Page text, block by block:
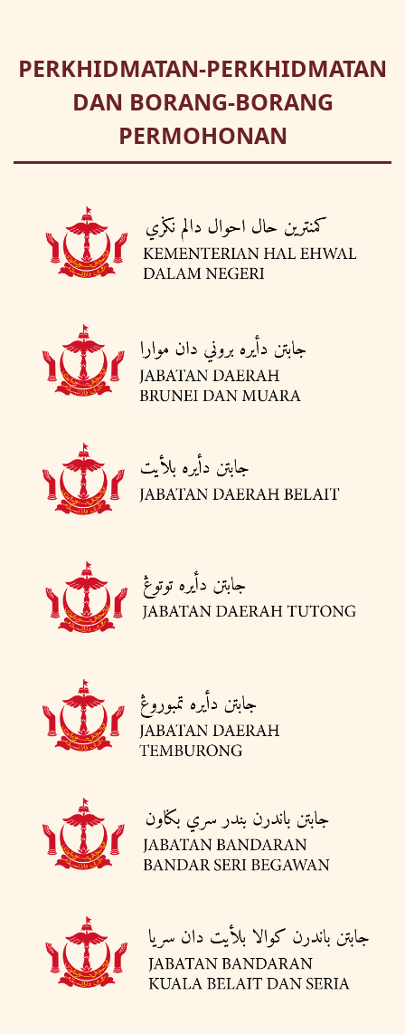
PERKHIDMATAN-PERKHIDMATAN
DAN BORANG-BORANG
PERMOHONAN